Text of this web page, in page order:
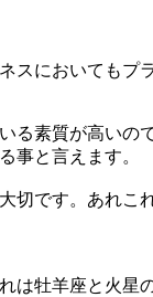
においてもプ
素質が高いの
事と言えます。
です。あれこ
牡羊座と火